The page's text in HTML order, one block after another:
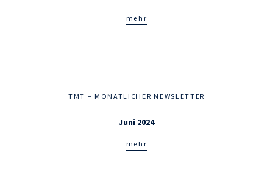
mehr
TMT – MONATLICHER NEWSLETTER
Juni 2024
mehr